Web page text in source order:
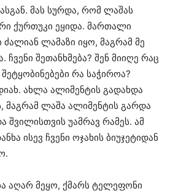
მას სურდა, რომ ლაშას
ქურთუკი ეყიდა. მართალი
ლამაზი იყო, მაგრამ მე
ჩვენი შეთანხმება? შენ მიიღე რაც
რა საჭიროა?
ახლა ალიმენტის გადახდა
მაგრამ ლაშა ალიმენტის გარდა
შვილისთვის უამრავ რამეს. ამ
ისევ ჩვენი ოჯახის ბიუჯეტიდან
აღარ მეყო, ქმარს ტელეფონი